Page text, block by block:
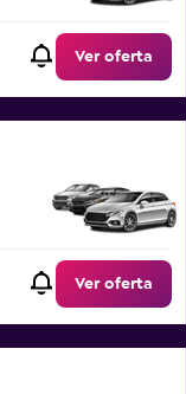
Ver oferta
Ver oferta